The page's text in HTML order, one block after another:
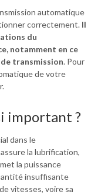
automatique
correctement. Il
du
notamment en ce
transmission. Pour
de votre
important ?
dans le
la lubrification,
la puissance
insuffisante
vitesses, voire sa